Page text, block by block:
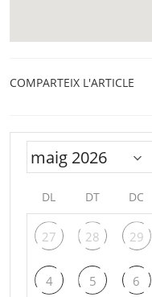
COMPARTEIX L'ARTICLE
DL DT DC
27 28 29
4 5 6